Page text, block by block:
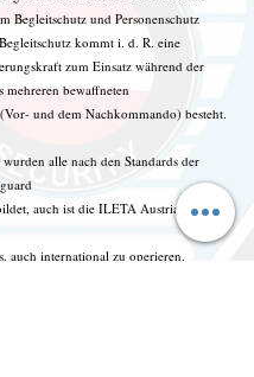
Begleitschutz und Personenschutz
kommt i. d. R. eine
zum Einsatz während der
mehreren bewaffneten
und dem Nachkommando) besteht.
alle nach den Standards der
auch ist die ILETA Austria Teil der
auch international zu operieren.